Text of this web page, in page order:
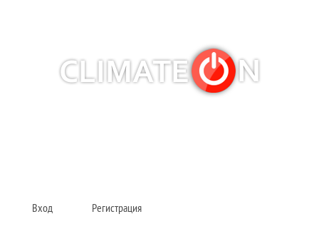
Вход Регистрация